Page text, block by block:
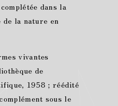
dans la
de la nature en
vivantes
de
1958 ; réédité
sous le